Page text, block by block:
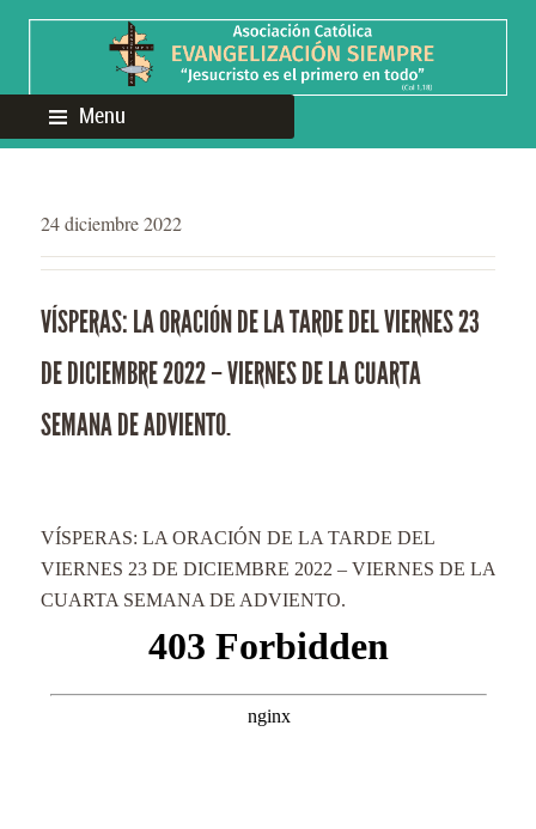
Menu
24 diciembre 2022
VÍSPERAS: LA ORACIÓN DE LA TARDE DEL VIERNES 23
DE DICIEMBRE 2022 – VIERNES DE LA CUARTA
SEMANA DE ADVIENTO.
VÍSPERAS: LA ORACIÓN DE LA TARDE DEL
VIERNES 23 DE DICIEMBRE 2022 – VIERNES DE LA
CUARTA SEMANA DE ADVIENTO.